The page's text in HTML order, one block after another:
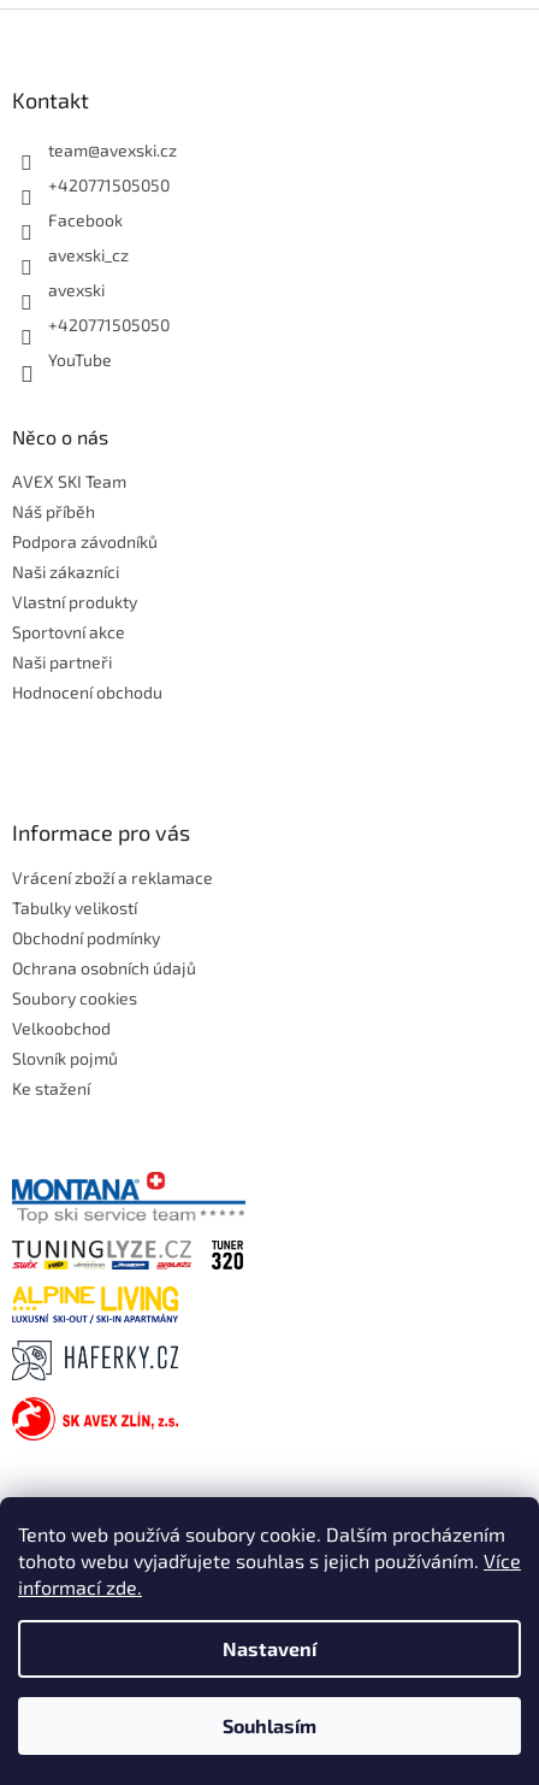
Tento web používá soubory cookie. Dalším procházením
tohoto webu vyjadřujete souhlas s jejich používáním. Více
informací zde.
Nastavení
Souhlasím
Kontakt
team@avexski.cz
+420771505050
Facebook
avexski_cz
avexski
+420771505050
YouTube
Něco o nás
AVEX SKI Team
Náš příběh
Podpora závodníků
Naši zákazníci
Vlastní produkty
Sportovní akce
Naši partneři
Hodnocení obchodu
Informace pro vás
Vrácení zboží a reklamace
Tabulky velikostí
Obchodní podmínky
Ochrana osobních údajů
Soubory cookies
Velkoobchod
Slovník pojmů
Ke stažení